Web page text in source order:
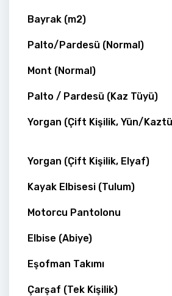
Bayrak (m2)
Palto/Pardesü (Normal)
Mont (Normal)
Palto / Pardesü (Kaz Tüyü)
Yorgan (Çift Kişilik, Yün/
Yorgan (Çift Kişilik, Elyaf)
Kayak Elbisesi (Tulum)
Motorcu Pantolonu
Elbise (Abiye)
Eşofman Takımı
Çarşaf (Tek Kişilik)